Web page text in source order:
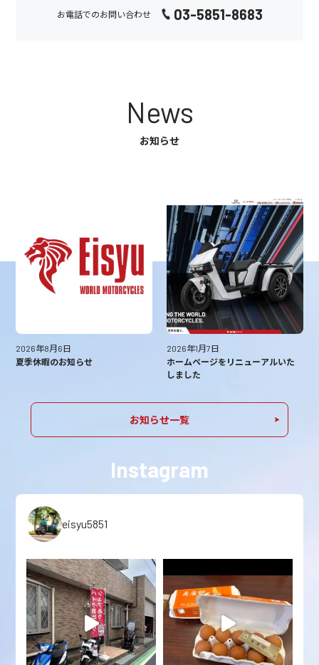
お電話でのお問い合わせ 03-5851-8683
News
お知らせ
2026年8月6日
夏季休暇のお知らせ
2026年1月7日
ホームページをリニューアルいた
しました
お知らせ一覧
Instagram
eisyu5851